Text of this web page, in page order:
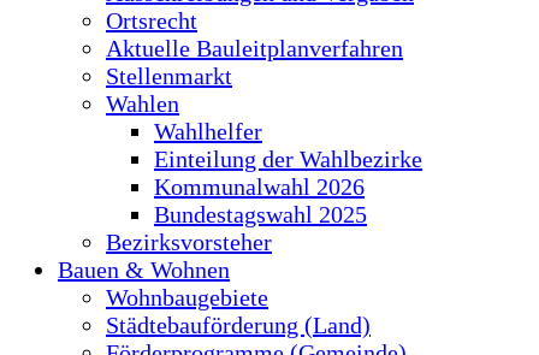
Ortsrecht
Aktuelle Bauleitplanverfahren
Stellenmarkt
Wahlen
Wahlhelfer
Einteilung der Wahlbezirke
Kommunalwahl 2026
Bundestagswahl 2025
Bezirksvorsteher
Bauen & Wohnen
Wohnbaugebiete
Städtebauförderung (Land)